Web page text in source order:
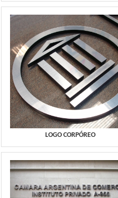
LOGO CORPÓREO